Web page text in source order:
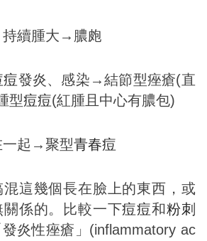
持續腫大→膿皰
痘發炎、感染→結節型痤瘡(直
型痘痘(紅腫且中心有膿包)
一起→聚型青春痘
這幾個長在臉上的東西，或
係的。比較一下痘痘和粉刺
發炎性痤瘡」(inflammatory ac